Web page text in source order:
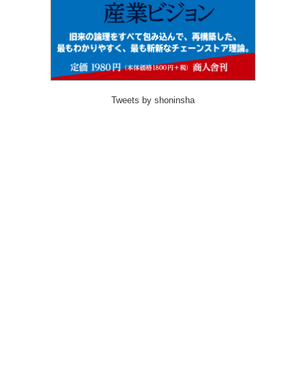
Tweets by shoninsha